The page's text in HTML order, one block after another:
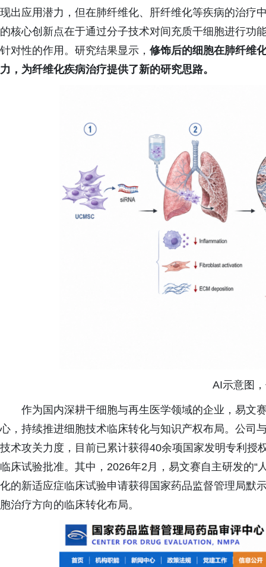
现出应用潜力，但在肺纤维化、肝纤维化等疾病的治疗
的核心创新点在于通过分子技术对间充质干细胞进行功
针对性的作用。研究结果显示， 修饰后的细胞在肺纤维
力，为纤维化疾病治疗提供了新的研究思路。
AI示意图
作为国内深耕干细胞与再生医学领域的企业，易文
心，持续推进细胞技术临床转化与知识产权布局。公司
技术攻关力度，目前已累计获得40余项国家发明专利授
临床试验批准。其中，2026年2月，易文赛自主研发的“
化的新适应症临床试验申请获得国家药品监督管理局默
胞治疗方向的临床转化布局。